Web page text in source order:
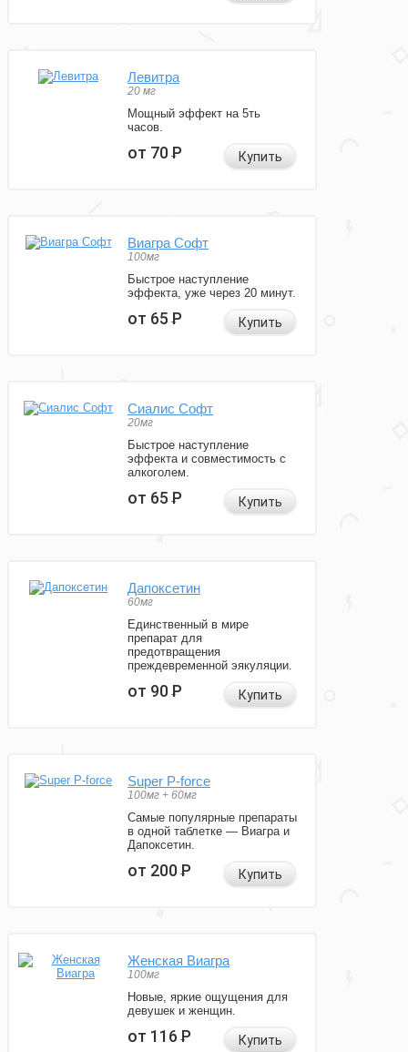
Левитра
20 мг
Мощный эффект на 5ть
часов.
от 70Р Купить
Виагра Софт
100мг
Быстрое наступление
эффекта, уже через 20 минут.
от 65Р Купить
Сиалис Софт
20мг
Быстрое наступление
эффекта и совместимость с
алкоголем.
от 65Р Купить
Дапоксетин
60мг
Единственный в мире
препарат для
предотвращения
преждевременной эякуляции.
от 90Р Купить
Super P-force
100мг + 60мг
Самые популярные препараты
в одной таблетке — Виагра и
Дапоксетин.
от 200Р Купить
Женская Виагра
100мг
Новые, яркие ощущения для
девушек и женщин.
от 116Р Купить